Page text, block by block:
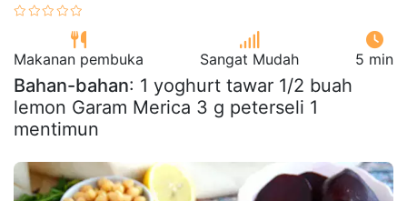
Makanan pembuka Sangat Mudah 5 min
Bahan-bahan: 1 yoghurt tawar 1/2 buah
lemon Garam Merica 3 g peterseli 1
mentimun